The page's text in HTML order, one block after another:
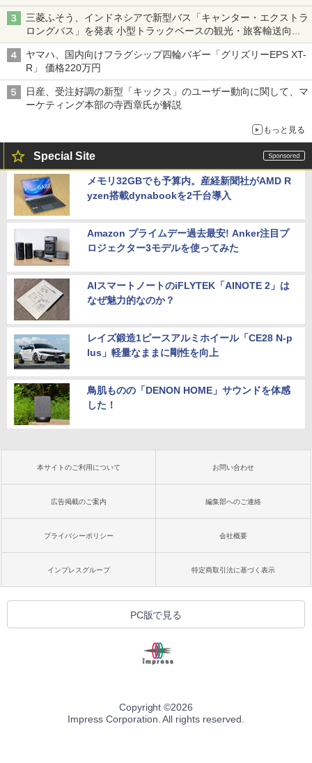
三菱ふそう、インドネシアで新型バス「キャンター・エクストラ
ロングバス」を発表 小型トラックベースの観光・旅客輸送向け
バス
ヤマハ、国内向けフラグシップ四輪バギー「グリズリーEPS XT-
R」 価格220万円
日産、受注好調の新型「キックス」のユーザー動向に関して、マ
ーケティング本部の寺西章氏が解説
もっと見る
Special Site
メモリ32GBでも予算内。産経新聞社がAMD R
yzen搭載dynabookを2千台導入
Amazon プライムデー過去最安! Anker注目プ
ロジェクター3モデルを使ってみた
AIスマートノートのiFLYTEK「AINOTE 2」は
なぜ魅力的なのか？
レイズ鍛造1ピースアルミホイール「CE28 N-p
lus」軽量なままに剛性を向上
鳥肌ものの「DENON HOME」サウンドを体感
した！
本サイトのご利用について お問い合わせ
広告掲載のご案内 編集部へのご連絡
プライバシーポリシー 会社概要
インプレスグループ 特定商取引法に基づく表示
PC版で見る
Copyright ©2026
Impress Corporation. All rights reserved.